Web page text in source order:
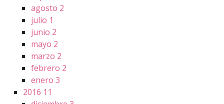
agosto 2
julio 1
junio 2
mayo 2
marzo 2
febrero 2
enero 3
2016 11